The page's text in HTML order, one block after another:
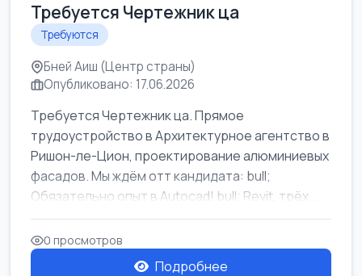
Требуется Чертежник ца
Требуются
Бней Аиш (Центр страны)
Опубликовано: 17.06.2026
Требуется Чертежник ца. Прямое
трудоустройство в Архитектурное агентство в
Ришон-ле-Цион, проектирование алюминиевых
фасадов. Мы ждём отт кандидата: bull;
Обязательно опыт в Autocad! bull; Revit, трёх...
0 просмотров
Подробнее